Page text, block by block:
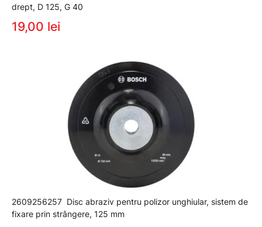
drept, D 125, G 40
19,00 lei
2609256257 Disc abraziv pentru polizor unghiular, sistem de
fixare prin strângere, 125 mm